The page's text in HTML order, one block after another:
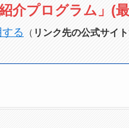
紹介プログラム」(
る （ リンク先の公式サイ